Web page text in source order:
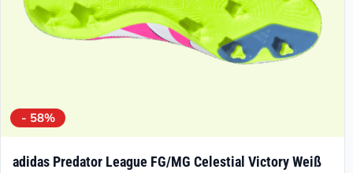
gewählt
werden
- 58%
adidas Predator League FG/MG Celestial Victory Weiß